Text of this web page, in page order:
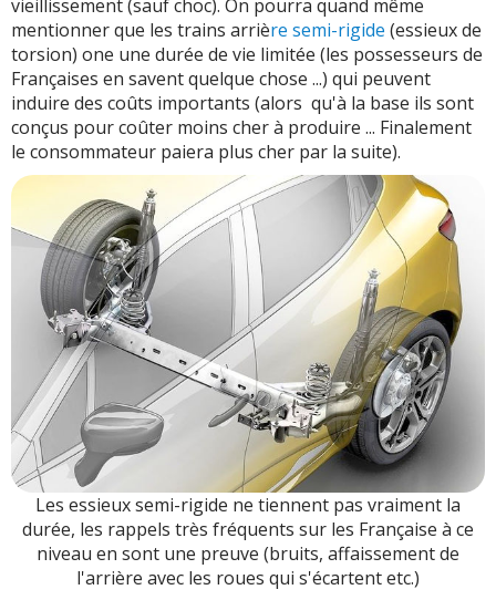
vieillissement (sauf choc). On pourra quand même
mentionner que les trains arrière semi-rigide (essieux de
torsion) one une durée de vie limitée (les possesseurs de
Françaises en savent quelque chose ...) qui peuvent
induire des coûts importants (alors qu'à la base ils sont
conçus pour coûter moins cher à produire ... Finalement
le consommateur paiera plus cher par la suite).
Les essieux semi-rigide ne tiennent pas vraiment la
durée, les rappels très fréquents sur les Française à ce
niveau en sont une preuve (bruits, affaissement de
l'arrière avec les roues qui s'écartent etc.)